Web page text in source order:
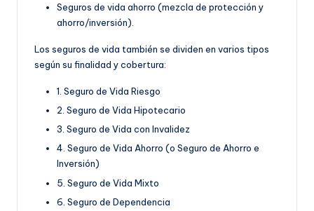
Seguros de vida ahorro (mezcla de protección y
ahorro/inversión).
Los seguros de vida también se dividen en varios tipos
según su finalidad y cobertura:
1. Seguro de Vida Riesgo
2. Seguro de Vida Hipotecario
3. Seguro de Vida con Invalidez
4. Seguro de Vida Ahorro (o Seguro de Ahorro e
Inversión)
5. Seguro de Vida Mixto
6. Seguro de Dependencia